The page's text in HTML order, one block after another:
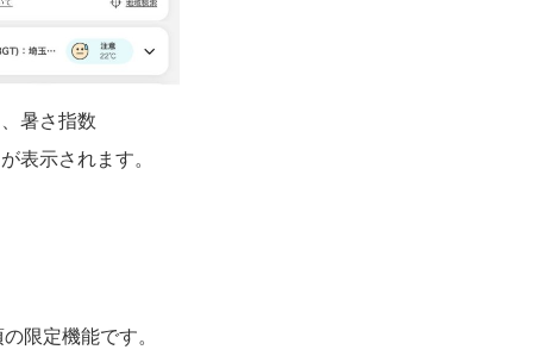
暑さ指数
表示されます。
限定機能です。